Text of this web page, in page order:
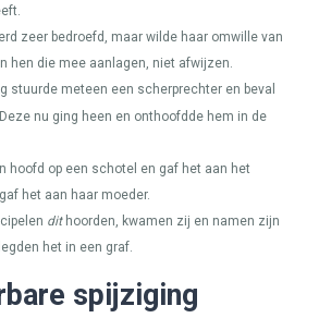
zeer bedroefd, maar wilde haar omwille van
hen die mee aanlagen, niet afwijzen.
stuurde meteen een scherprechter en beval
nu ging heen en onthoofdde hem in de
hoofd op een schotel en gaf het aan het
het aan haar moeder.
dithoorden, kwamen zij en namen zijn
het in een graf.
spijziging